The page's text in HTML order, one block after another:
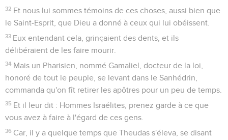
32 Et nous lui sommes témoins de ces choses, aussi bien que
le Saint-Esprit, que Dieu a donné à ceux qui lui obéissent.
33 Eux entendant cela, grinçaient des dents, et ils
délibéraient de les faire mourir.
34 Mais un Pharisien, nommé Gamaliel, docteur de la loi,
honoré de tout le peuple, se levant dans le Sanhédrin,
commanda qu'on fît retirer les apôtres pour un peu de temps.
35 Et il leur dit : Hommes Israélites, prenez garde à ce que
vous avez à faire à l'égard de ces gens.
36 Car, il y a quelque temps que Theudas s'éleva, se disant